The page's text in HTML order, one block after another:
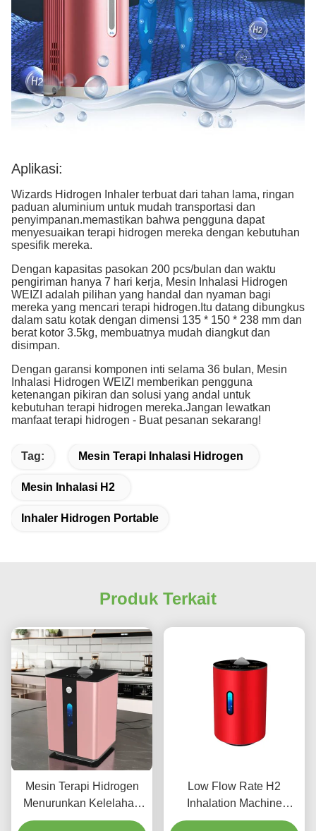
Aplikasi:
Wizards Hidrogen Inhaler terbuat dari tahan lama, ringan
paduan aluminium untuk mudah transportasi dan
penyimpanan.memastikan bahwa pengguna dapat
menyesuaikan terapi hidrogen mereka dengan kebutuhan
spesifik mereka.
Dengan kapasitas pasokan 200 pcs/bulan dan waktu
pengiriman hanya 7 hari kerja, Mesin Inhalasi Hidrogen
WEIZI adalah pilihan yang handal dan nyaman bagi
mereka yang mencari terapi hidrogen.Itu datang dibungkus
dalam satu kotak dengan dimensi 135 * 150 * 238 mm dan
berat kotor 3.5kg, membuatnya mudah diangkut dan
disimpan.
Dengan garansi komponen inti selama 36 bulan, Mesin
Inhalasi Hidrogen WEIZI memberikan pengguna
ketenangan pikiran dan solusi yang andal untuk
kebutuhan terapi hidrogen mereka.Jangan lewatkan
manfaat terapi hidrogen - Buat pesanan sekarang!
Tag: Mesin Terapi Inhalasi Hidrogen
Mesin Inhalasi H2
Inhaler Hidrogen Portable
Produk Terkait
Mesin Terapi Hidrogen
Menurunkan Kelelahan
Meningkatkan Kualitas
Low Flow Rate H2
Inhalation Machine
Portable Hydrogen Gas